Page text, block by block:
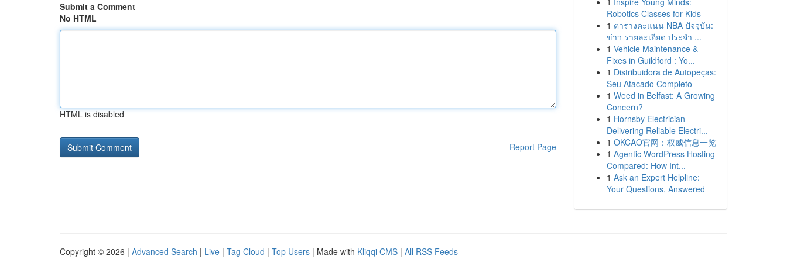
Submit a Comment
No HTML
HTML is disabled
Report Page
Robotics Classes for Kids
1 ตารางคะแนน NBA ปัจจุบัน:
ข่าว รายละเอียด ประจำ ...
1 Vehicle Maintenance &
Fixes in Guildford : Yo...
1 Distribuidora de Autopeças:
Seu Atacado Completo
1 Weed in Belfast: A Growing
Concern?
1 Hornsby Electrician
Delivering Reliable Electri...
1 OKCAO官网：权威信息一览
1 Agentic WordPress Hosting
Compared: How Int...
1 Ask an Expert Helpline:
Your Questions, Answered
Copyright © 2026 | Advanced Search | Live | Tag Cloud | Top Users | Made with Kliqqi CMS | All RSS Feeds